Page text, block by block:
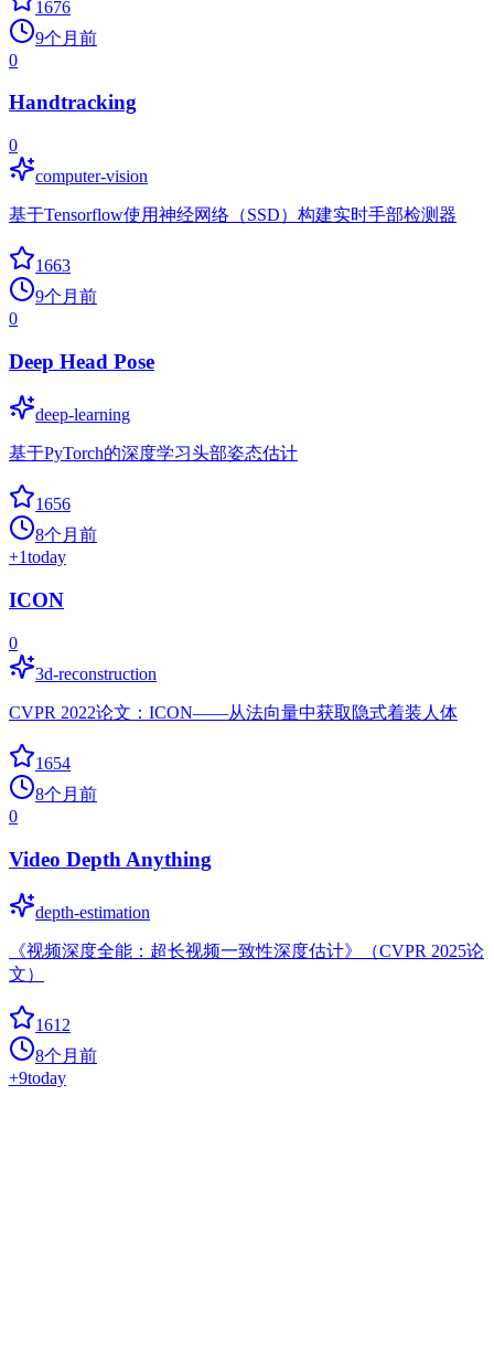
1676
9个月前
0
Handtracking
0
computer-vision
基于Tensorflow使用神经网络（SSD）构建实时手部检测器
1663
9个月前
0
Deep Head Pose
deep-learning
基于PyTorch的深度学习头部姿态估计
1656
8个月前
+1today
ICON
0
3d-reconstruction
CVPR 2022论文：ICON——从法向量中获取隐式着装人体
1654
8个月前
0
Video Depth Anything
depth-estimation
《视频深度全能：超长视频一致性深度估计》（CVPR 2025论
文）
1612
8个月前
+9today